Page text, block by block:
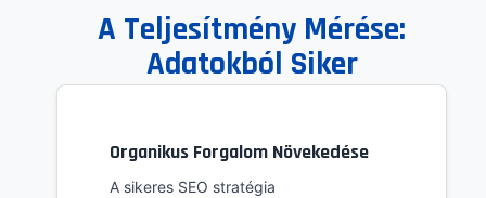
A Teljesítmény Mérése:
Adatokból Siker
Organikus Forgalom Növekedése
A sikeres SEO stratégia